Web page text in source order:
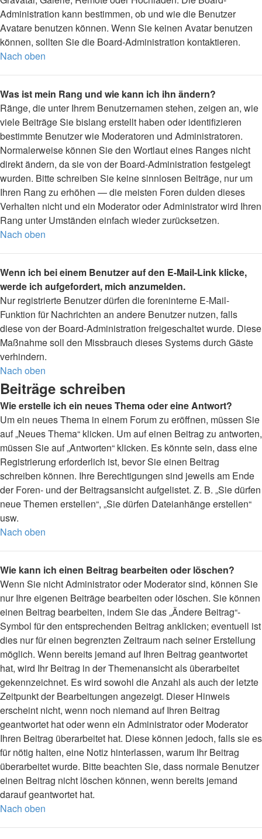
Administration kann bestimmen, ob und wie die Benutzer
Avatare benutzen können. Wenn Sie keinen Avatar benutzen
können, sollten Sie die Board-Administration kontaktieren.
Nach oben
Was ist mein Rang und wie kann ich ihn ändern?
Ränge, die unter Ihrem Benutzernamen stehen, zeigen an, wie
viele Beiträge Sie bislang erstellt haben oder identifizieren
bestimmte Benutzer wie Moderatoren und Administratoren.
Normalerweise können Sie den Wortlaut eines Ranges nicht
direkt ändern, da sie von der Board-Administration festgelegt
wurden. Bitte schreiben Sie keine sinnlosen Beiträge, nur um
Ihren Rang zu erhöhen — die meisten Foren dulden dieses
Verhalten nicht und ein Moderator oder Administrator wird Ihren
Rang unter Umständen einfach wieder zurücksetzen.
Nach oben
Wenn ich bei einem Benutzer auf den E-Mail-Link klicke,
werde ich aufgefordert, mich anzumelden.
Nur registrierte Benutzer dürfen die foreninterne E-Mail-
Funktion für Nachrichten an andere Benutzer nutzen, falls
diese von der Board-Administration freigeschaltet wurde. Diese
Maßnahme soll den Missbrauch dieses Systems durch Gäste
verhindern.
Nach oben
Beiträge schreiben
Wie erstelle ich ein neues Thema oder eine Antwort?
Um ein neues Thema in einem Forum zu eröffnen, müssen Sie
auf „Neues Thema“ klicken. Um auf einen Beitrag zu antworten,
müssen Sie auf „Antworten“ klicken. Es könnte sein, dass eine
Registrierung erforderlich ist, bevor Sie einen Beitrag
schreiben können. Ihre Berechtigungen sind jeweils am Ende
der Foren- und der Beitragsansicht aufgelistet. Z. B. „Sie dürfen
neue Themen erstellen“, „Sie dürfen Dateianhänge erstellen“
usw.
Nach oben
Wie kann ich einen Beitrag bearbeiten oder löschen?
Wenn Sie nicht Administrator oder Moderator sind, können Sie
nur Ihre eigenen Beiträge bearbeiten oder löschen. Sie können
einen Beitrag bearbeiten, indem Sie das „Ändere Beitrag“-
Symbol für den entsprechenden Beitrag anklicken; eventuell ist
dies nur für einen begrenzten Zeitraum nach seiner Erstellung
möglich. Wenn bereits jemand auf Ihren Beitrag geantwortet
hat, wird Ihr Beitrag in der Themenansicht als überarbeitet
gekennzeichnet. Es wird sowohl die Anzahl als auch der letzte
Zeitpunkt der Bearbeitungen angezeigt. Dieser Hinweis
erscheint nicht, wenn noch niemand auf Ihren Beitrag
geantwortet hat oder wenn ein Administrator oder Moderator
Ihren Beitrag überarbeitet hat. Diese können jedoch, falls sie es
für nötig halten, eine Notiz hinterlassen, warum Ihr Beitrag
überarbeitet wurde. Bitte beachten Sie, dass normale Benutzer
einen Beitrag nicht löschen können, wenn bereits jemand
darauf geantwortet hat.
Nach oben